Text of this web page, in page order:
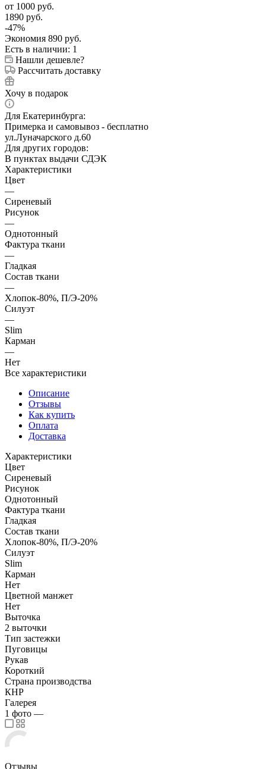
от 1000 руб.
1890 руб.
-47%
Экономия 890 руб.
Есть в наличии: 1
Нашли дешевле?
Рассчитать доставку
Хочу в подарок
Для Екатеринбурга:
Примерка и самовывоз - бесплатно
ул.Луначарского д.60
Для других городов:
В пунктах выдачи СДЭК
Характеристики
Цвет
—
Сиреневый
Рисунок
—
Однотонный
Фактура ткани
—
Гладкая
Состав ткани
—
Хлопок-80%, П/Э-20%
Силуэт
—
Slim
Карман
—
Нет
Все характеристики
Описание
Отзывы
Как купить
Оплата
Доставка
Характеристики
Цвет
Сиреневый
Рисунок
Однотонный
Фактура ткани
Гладкая
Состав ткани
Хлопок-80%, П/Э-20%
Силуэт
Slim
Карман
Нет
Цветной манжет
Нет
Выточка
2 выточки
Тип застежки
Пуговицы
Рукав
Короткий
Страна производства
КНР
Галерея
1 фото —
Отзывы